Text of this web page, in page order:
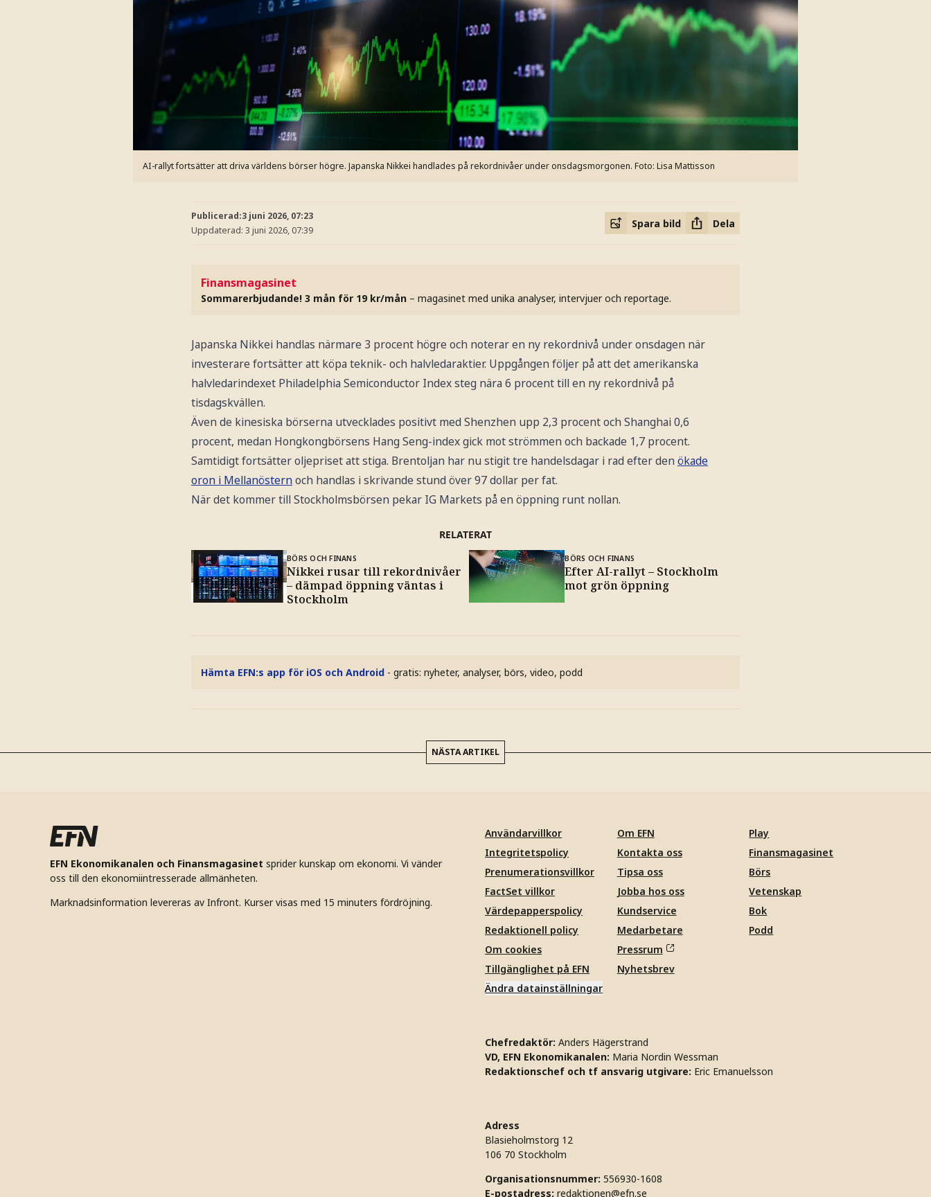
AI-rallyt fortsätter att driva världens börser högre. Japanska Nikkei handlades på rekordnivåer under onsdagsmorgonen. Foto: Lisa Mattisson
Publicerad:3 juni 2026, 07:23
Uppdaterad: 3 juni 2026, 07:39
Spara bild Dela
Finansmagasinet
Sommarerbjudande! 3 mån för 19 kr/mån – magasinet med unika analyser, intervjuer och reportage.
Japanska Nikkei handlas närmare 3 procent högre och noterar en ny rekordnivå under onsdagen när
investerare fortsätter att köpa teknik- och halvledaraktier. Uppgången följer på att det amerikanska
halvledarindexet Philadelphia Semiconductor Index steg nära 6 procent till en ny rekordnivå på
tisdagskvällen.
Även de kinesiska börserna utvecklades positivt med Shenzhen upp 2,3 procent och Shanghai 0,6
procent, medan Hongkongbörsens Hang Seng-index gick mot strömmen och backade 1,7 procent.
Samtidigt fortsätter oljepriset att stiga. Brentoljan har nu stigit tre handelsdagar i rad efter den ökade
oron i Mellanösternoch handlas i skrivande stund över 97 dollar per fat.
När det kommer till Stockholmsbörsen pekar IG Markets på en öppning runt nollan.
RELATERAT
BÖRS OCH FINANS
Nikkei rusar till rekordnivåer
– dämpad öppning väntas i
Stockholm
BÖRS OCH FINANS
Efter AI-rallyt – Stockholm
mot grön öppning
Hämta EFN:s app för iOS och Android - gratis: nyheter, analyser, börs, video, podd
NÄSTA ARTIKEL
EFN Ekonomikanalen och Finansmagasinet sprider kunskap om ekonomi. Vi vänder
oss till den ekonomiintresserade allmänheten.
Marknadsinformation levereras av Infront. Kurser visas med 15 minuters fördröjning.
Användarvillkor
Integritetspolicy
Prenumerationsvillkor
FactSet villkor
Värdepapperspolicy
Redaktionell policy
Om cookies
Tillgänglighet på EFN
Ändra datainställningar
Om EFN
Kontakta oss
Tipsa oss
Jobba hos oss
Kundservice
Medarbetare
Pressrum
Nyhetsbrev
Play
Finansmagasinet
Börs
Vetenskap
Bok
Podd
Chefredaktör: Anders Hägerstrand
VD, EFN Ekonomikanalen: Maria Nordin Wessman
Redaktionschef och tf ansvarig utgivare: Eric Emanuelsson
Adress
Blasieholmstorg 12
106 70 Stockholm
Organisationsnummer: 556930-1608
E-postadress: redaktionen@efn.se